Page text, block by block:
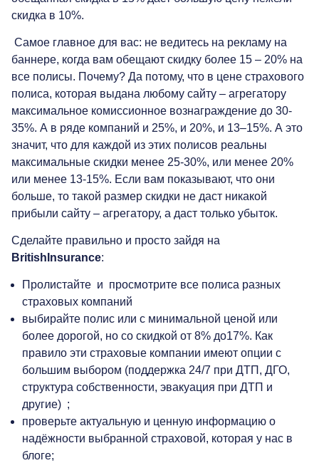
скидка в 10%.
Самое главное для вас: не ведитесь на рекламу на
баннере, когда вам обещают скидку более 15 – 20% на
все полисы. Почему? Да потому, что в цене страхового
полиса, которая выдана любому сайту – агрегатору
максимальное комиссионное вознаграждение до 30-
35%. А в ряде компаний и 25%, и 20%, и 13–15%. А это
значит, что для каждой из этих полисов реальны
максимальные скидки менее 25-30%, или менее 20%
или менее 13-15%. Если вам показывают, что они
больше, то такой размер скидки не даст никакой
прибыли сайту – агрегатору, а даст только убыток.
Сделайте правильно и просто зайдя на
BritishInsurance:
Пролистайте и просмотрите все полиса разных
страховых компаний
выбирайте полис или с минимальной ценой или
более дорогой, но со скидкой от 8% до17%. Как
правило эти страховые компании имеют опции с
большим выбором (поддержка 24/7 при ДТП, ДГО,
структура собственности, эвакуация при ДТП и
другие) ;
проверьте актуальную и ценную информацию о
надёжности выбранной страховой, которая у нас в
блоге;